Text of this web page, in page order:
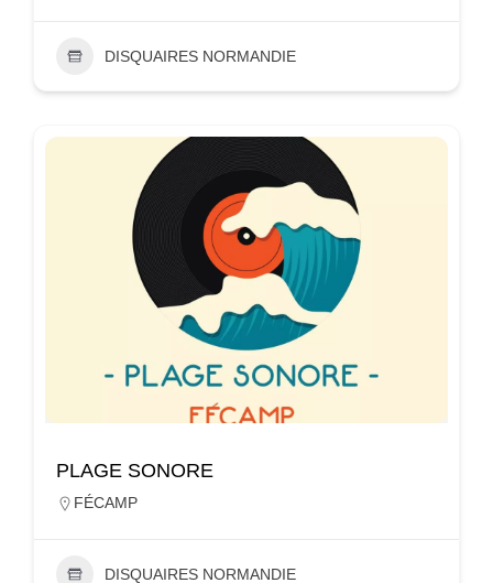
DISQUAIRES NORMANDIE
PLAGE SONORE
FÉCAMP
DISQUAIRES NORMANDIE